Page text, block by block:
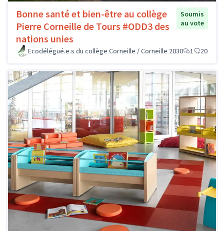
Bonne santé et bien-être au collège
Pierre Corneille de Tours #ODD3 des
nations unies
Soumis
au vote
Ecodélégué.e.s du collège Corneille / Corneille 2030 1 20